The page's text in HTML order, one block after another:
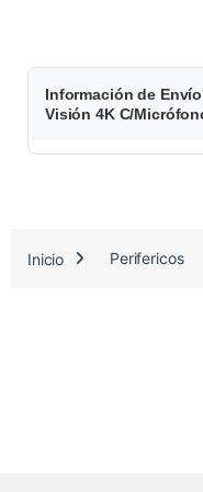
Información de
Visión 4K C/
Inicio Perifericos